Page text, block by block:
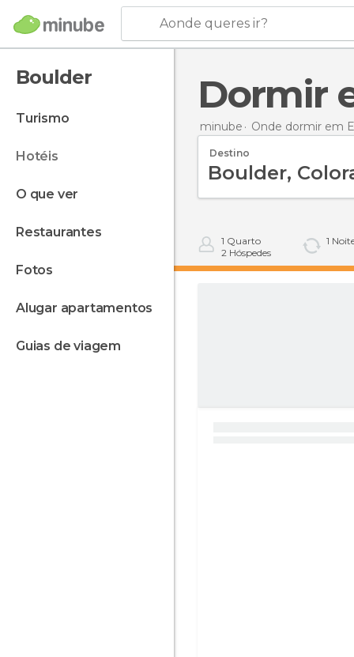
Aonde queres ir?
Boulder
turismo
hotéis
o que ver
restaurantes
fotos
alugar apartamentos
guias de viagem
minube Onde dormir em
Destino
1 Quarto
2 Hóspedes
1